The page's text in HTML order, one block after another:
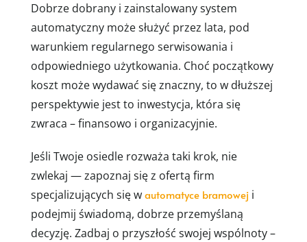
Dobrze dobrany i zainstalowany system
automatyczny może służyć przez lata, pod
warunkiem regularnego serwisowania i
odpowiedniego użytkowania. Choć początkowy
koszt może wydawać się znaczny, to w dłuższej
perspektywie jest to inwestycja, która się
zwraca – finansowo i organizacyjnie.
Jeśli Twoje osiedle rozważa taki krok, nie
zwlekaj — zapoznaj się z ofertą firm
specjalizujących się wautomatyce bramoweji
podejmij świadomą, dobrze przemyślaną
decyzję. Zadbaj o przyszłość swojej wspólnoty –